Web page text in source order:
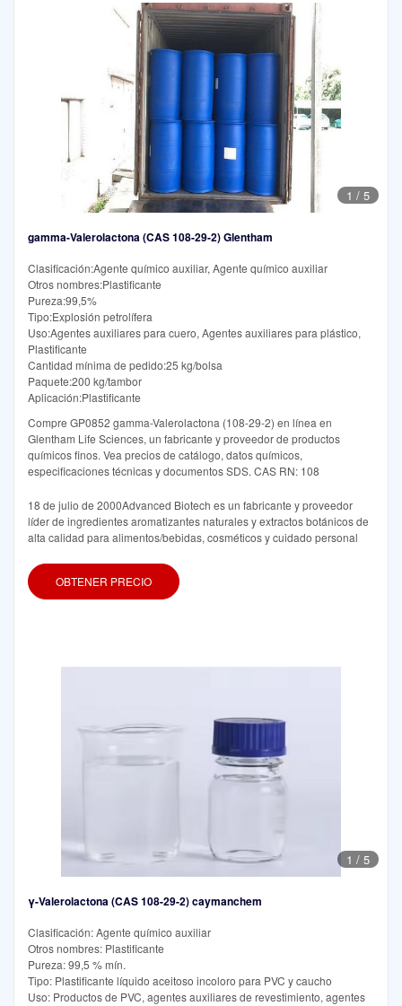
1 / 5
gamma-Valerolactona (CAS 108-29-2) Glentham
Clasificación:Agente químico auxiliar, Agente químico auxiliar
Otros nombres:Plastificante
Pureza:99,5%
Tipo:Explosión petrolífera
Uso:Agentes auxiliares para cuero, Agentes auxiliares para plástico,
Plastificante
Cantidad mínima de pedido:25 kg/bolsa
Paquete:200 kg/tambor
Aplicación:Plastificante
Compre GP0852 gamma-Valerolactona (108-29-2) en línea en
Glentham Life Sciences, un fabricante y proveedor de productos
químicos finos. Vea precios de catálogo, datos químicos,
especificaciones técnicas y documentos SDS. CAS RN: 108
18 de julio de 2000Advanced Biotech es un fabricante y proveedor
líder de ingredientes aromatizantes naturales y extractos botánicos de
alta calidad para alimentos/bebidas, cosméticos y cuidado personal
OBTENER PRECIO
1 / 5
γ-Valerolactona (CAS 108-29-2) caymanchem
Clasificación: Agente químico auxiliar
Otros nombres: Plastificante
Pureza: 99,5 % mín.
Tipo: Plastificante líquido aceitoso incoloro para PVC y caucho
Uso: Productos de PVC, agentes auxiliares de revestimiento, agentes